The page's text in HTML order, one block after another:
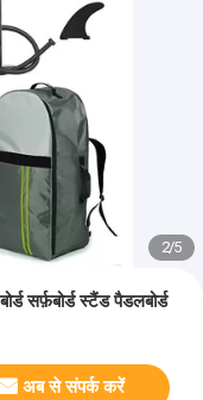
2/5
सर्फ़बोर्ड स्टैंड पैडलबोर्ड
अब से संपर्क करें